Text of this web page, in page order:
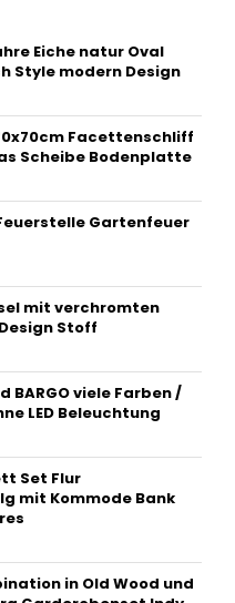
Eiche natur Oval
Style modern Design
Facettenschliff
Scheibe Bodenplatte
Gartenfeuer
mit verchromten
Stoff
BARGO viele Farben /
LED Beleuchtung
Set Flur
mit Kommode Bank
in Old Wood und